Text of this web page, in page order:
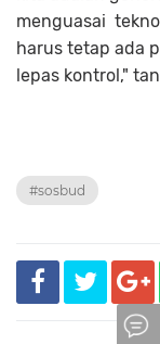
menguasai
harus tetap ada
lepas kontrol,"
#sosbud